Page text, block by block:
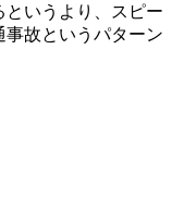
いうより、スピー
事故というパターン